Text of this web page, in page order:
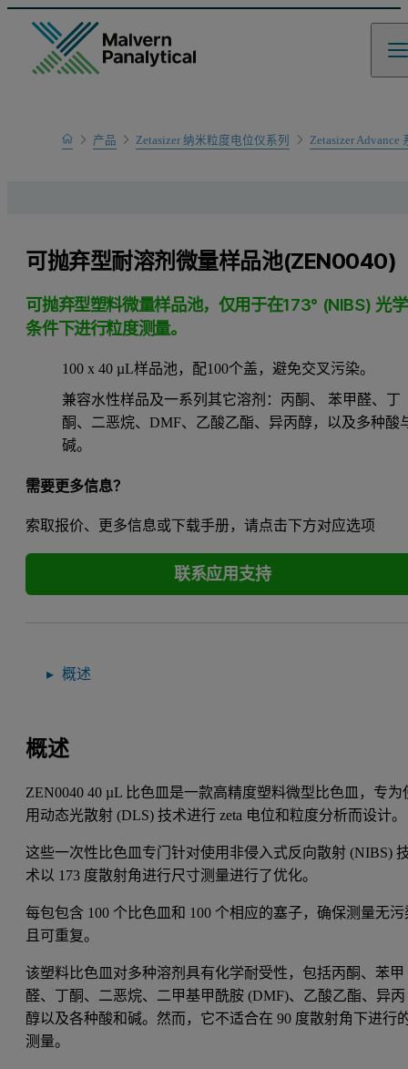
Home产品
产品系列
Zetasizer 纳米粒度电位仪系列 Zetasizer
可抛弃型耐溶剂微量样品池(ZEN0040)
可抛弃型塑料微量样品池，仅用于在173° (NIBS) 光学
条件下进行粒度测量。
100 x 40 µL样品池，配100个盖，避免交叉污染。
兼容水性样品及一系列其它溶剂：丙酮、 苯甲醛、丁
酮、二恶烷、DMF、乙酸乙酯、异丙醇，以及多种酸
碱。
需要更多信息？
索取报价、更多信息或下载手册，请点击下方对应选项
联系应用支持
概述
概述
ZEN0040 40 µL 比色皿是一款高精度塑料微型比色皿，专为
用动态光散射 (DLS) 技术进行 zeta 电位和粒度分析而设计
这些一次性比色皿专门针对使用非侵入式反向散射 (NIBS)
术以 173 度散射角进行尺寸测量进行了优化。
每包包含 100 个比色皿和 100 个相应的塞子，确保测量无污
且可重复。
该塑料比色皿对多种溶剂具有化学耐受性，包括丙酮、苯甲
醛、丁酮、二恶烷、二甲基甲酰胺 (DMF)、乙酸乙酯、异丙
醇以及各种酸和碱。然而，它不适合在 90 度散射角下进行
测量。